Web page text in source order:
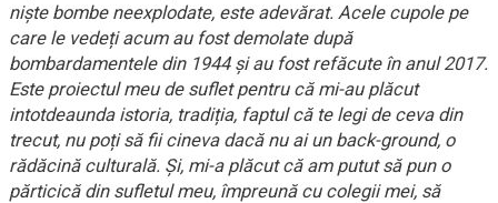
niște bombe neexplodate, este adevărat. Acele cupole pe
care le vedeți acum au fost demolate după
bombardamentele din 1944 și au fost refăcute în anul 2017.
Este proiectul meu de suflet pentru că mi-au plăcut
intotdeaunda istoria, tradiția, faptul că te legi de ceva din
trecut, nu poți să fii cineva dacă nu ai un back-ground, o
rădăcină culturală. Și, mi-a plăcut că am putut să pun o
părticică din sufletul meu, împreună cu colegii mei, să